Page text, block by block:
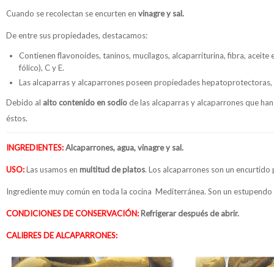
Cuando se recolectan se encurten en vinagre y sal.
De entre sus propiedades, destacamos:
Contienen flavonoides, taninos, mucílagos, alcaparriturina, fibra,
fólico), C y E.
Las alcaparras y alcaparrones poseen propiedades
Debido al alto contenido en sodiode las alcaparras y alcaparrones que
éstos.
INGREDIENTES:Alcaparrones, agua, vinagre y sal.
USO:Las usamos en multitud de platos. Los alcaparrones son un
Ingrediente muy común en toda la cocina Mediterránea. Son un
CONDICIONES DE CONSERVACIÓN: Refrigerar después de abrir.
CALIBRES DE ALCAPARRONES: